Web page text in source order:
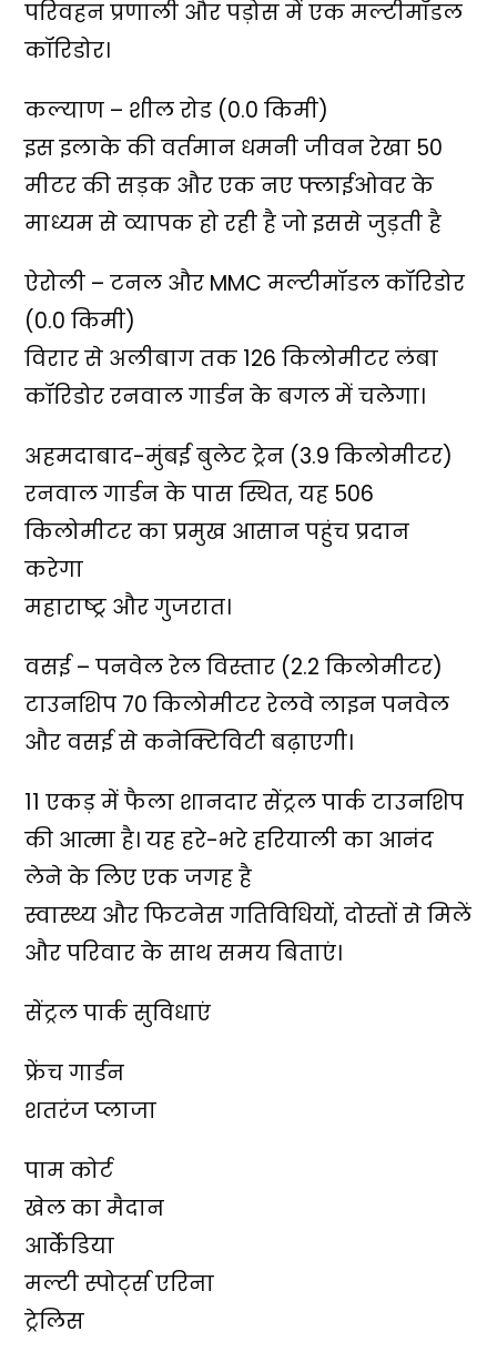
परिवहन प्रणाली और पड़ोस में एक मल्टीमॉडल
कॉरिडोर।
कल्याण – शील रोड (0.0 किमी)
इस इलाके की वर्तमान धमनी जीवन रेखा 50
मीटर की सड़क और एक नए फ्लाईओवर के
माध्यम से व्यापक हो रही है जो इससे जुड़ती है
ऐरोली – टनल और MMC मल्टीमॉडल कॉरिडोर
(0.0 किमी)
विरार से अलीबाग तक 126 किलोमीटर लंबा
कॉरिडोर रनवाल गार्डन के बगल में चलेगा।
अहमदाबाद-मुंबई बुलेट ट्रेन (3.9 किलोमीटर)
रनवाल गार्डन के पास स्थित, यह 506
किलोमीटर का प्रमुख आसान पहुंच प्रदान
करेगा
महाराष्ट्र और गुजरात।
वसई – पनवेल रेल विस्तार (2.2 किलोमीटर)
टाउनशिप 70 किलोमीटर रेलवे लाइन पनवेल
और वसई से कनेक्टिविटी बढ़ाएगी।
11 एकड़ में फैला शानदार सेंट्रल पार्क टाउनशिप
की आत्मा है। यह हरे-भरे हरियाली का आनंद
लेने के लिए एक जगह है
स्वास्थ्य और फिटनेस गतिविधियों, दोस्तों से मिलें
और परिवार के साथ समय बिताएं।
सेंट्रल पार्क सुविधाएं
फ्रेंच गार्डन
शतरंज प्लाजा
पाम कोर्ट
खेल का मैदान
आर्केडिया
मल्टी स्पोर्ट्स एरिना
ट्रेलिस